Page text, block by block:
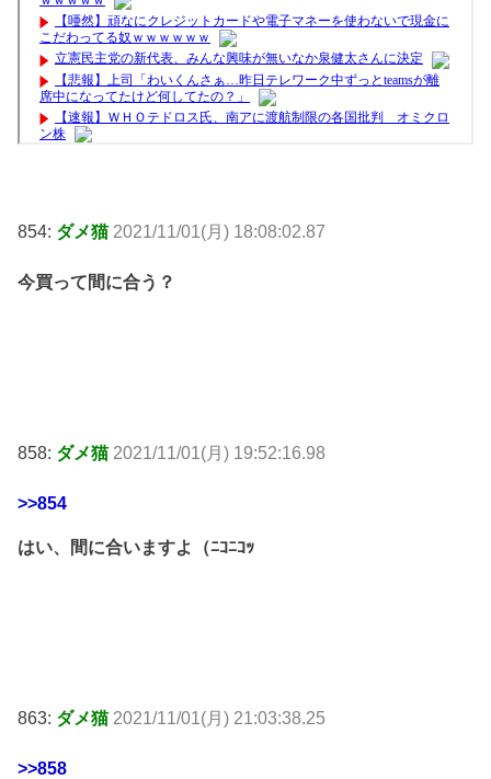
854: ダメ猫 2021/11/01(月) 18:08:02.87
今買って間に合う？
858: ダメ猫 2021/11/01(月) 19:52:16.98
>>854
はい、間に合いますよ（ﾆｺﾆｺｯ
863: ダメ猫 2021/11/01(月) 21:03:38.25
>>858